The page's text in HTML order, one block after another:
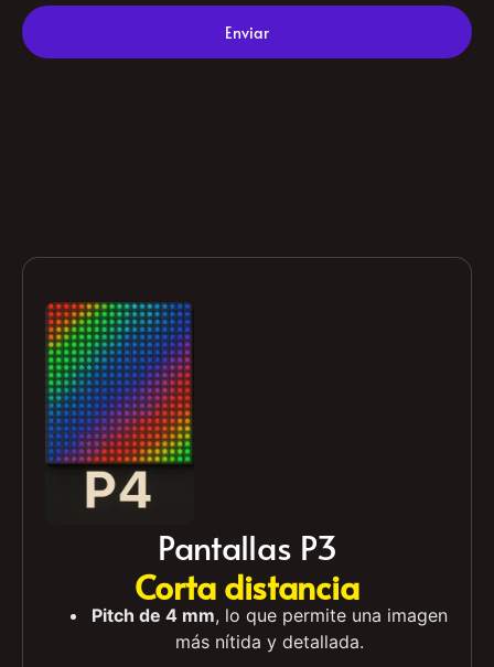
consiento el tratamiento de mis datos con el fin de
gestionar mi consulta.
Pantallas P3
Corta distancia